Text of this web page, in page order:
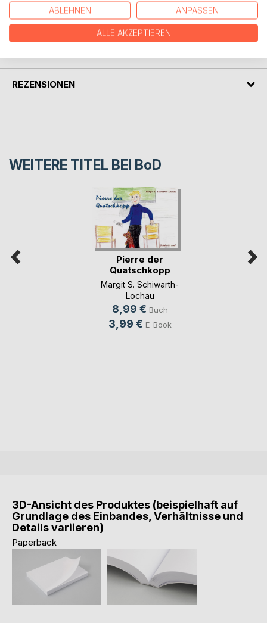
AUTOR/IN
REZENSIONEN
WEITERE TITEL BEI BoD
Pierre der
Quatschkopp
Margit S. Schiwarth-
Lochau
8,99 € Buch
3,99 € E-Book
3D-Ansicht des Produktes (beispielhaft auf
Grundlage des Einbandes, Verhältnisse und
Details variieren)
Paperback
ABLEHNEN ANPASSEN
ALLE AKZEPTIEREN